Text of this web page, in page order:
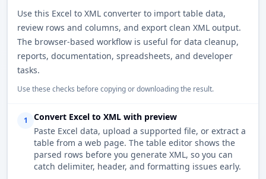
Use this Excel to XML converter to import table data,
review rows and columns, and export clean XML output.
The browser-based workflow is useful for data cleanup,
reports, documentation, spreadsheets, and developer
tasks.
Use these checks before copying or downloading the result.
1
Convert Excel to XML with preview
Paste Excel data, upload a supported file, or extract a
table from a web page. The table editor shows the
parsed rows before you generate XML, so you can
catch delimiter, header, and formatting issues early.